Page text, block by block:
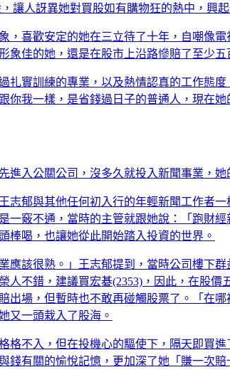
讓人訝異她對買股如有購物狂的熱中，興
，喜歡安定的她在三立待了十年，自嘲像
象佳的她，還是在股市上沿路慘賠了至少五
扎實訓練的專業，以及熱情認真的工作態
你我一樣，是省錢過日子的普通人，現在
進入公關公司，沒多久就投入新聞事業，
志郁與其他任何初入行的年輕新聞工作者
一竅不通，當時的主管就跟她說：「跑財
棒喝，也讓她從此開始踏入投資的世界。
應該很熟。」王志郁提到，當時公司樓
人不錯，建議買宏碁(2353)，因此，在股
出場，但暫時也不敢再碰觸股票了。「在
又一頭栽入了股海。
格不入，但在投機心的驅使下，隔天即買
錢有關的愉悅記憶，更加深了她「賺一次賠